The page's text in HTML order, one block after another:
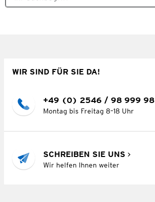
WIR SIND FÜR SIE DA!
+49 (0) 2546 / 98 999 98
Montag bis Freitag 8–18 Uhr
SCHREIBEN SIE UNS
Wir helfen Ihnen weiter